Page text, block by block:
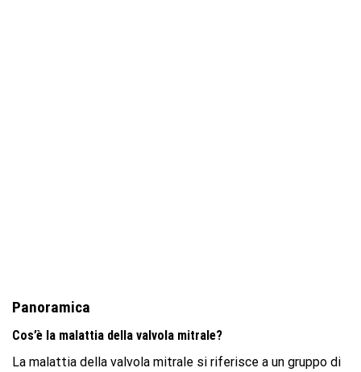
Panoramica
Cos’è la malattia della valvola mitrale?
La malattia della valvola mitrale si riferisce a un gruppo di